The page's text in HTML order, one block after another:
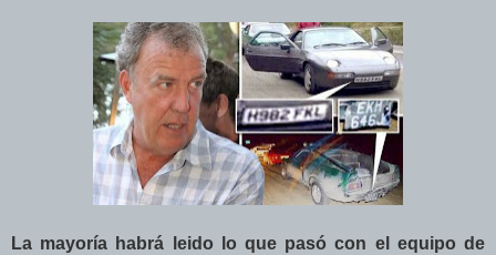
La mayoría habrá leido lo que pasó con el equipo de